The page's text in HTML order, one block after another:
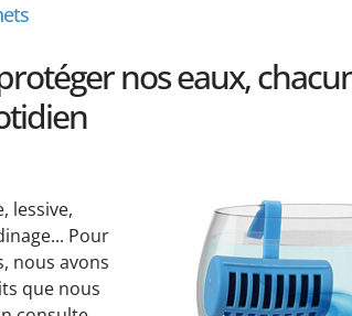
nos eaux,
lessive,
Pour
nous avons
que nous